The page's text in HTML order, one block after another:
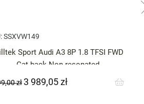
SSXVW149
Sport Audi A3 8P 1.8 TFSI FWD
Cat-back Non-resonated
zł Cena
3 989,05 zł